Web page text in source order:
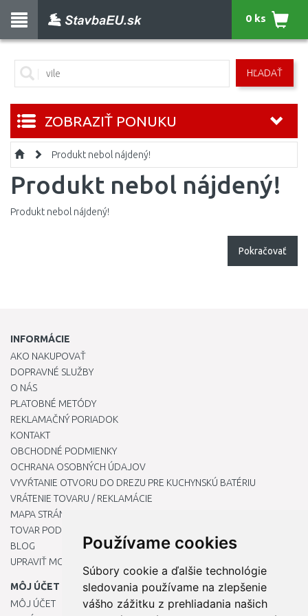
Používame cookies
Súbory cookie a ďalšie technológie
sledovania používame na zlepšenie
vášho zážitku z prehliadania našich
HĽADAŤ
0 ks
ZOBRAZIŤ PONUKU
Produkt nebol nájdený!
Produkt nebol nájdený!
Produkt nebol nájdený!
Pokračovať
INFORMÁCIE
AKO NAKUPOVAŤ
DOPRAVNÉ SLUŽBY
O NÁS
PLATOBNÉ METÓDY
REKLAMAČNÝ PORIADOK
KONTAKT
OBCHODNÉ PODMIENKY
OCHRANA OSOBNÝCH ÚDAJOV
VYVŔTANIE OTVORU DO DREZU PRE KUCHYNSKÚ BATÉRIU
VRÁTENIE TOVARU / REKLAMÁCIE
MAPA STRÁNOK
TOVAR PODĽA ZNAČIEK
BLOG
UPRAVIŤ MOJE PREDVOĽBY COOKIES
MÔJ ÚČET
MÔJ ÚČET